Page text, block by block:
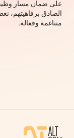
على ضمان مسار
الصادق برفاهيتهم،
متناغمة وفعالة.